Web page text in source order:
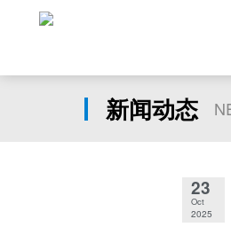
新闻动态
23
Oct
2025